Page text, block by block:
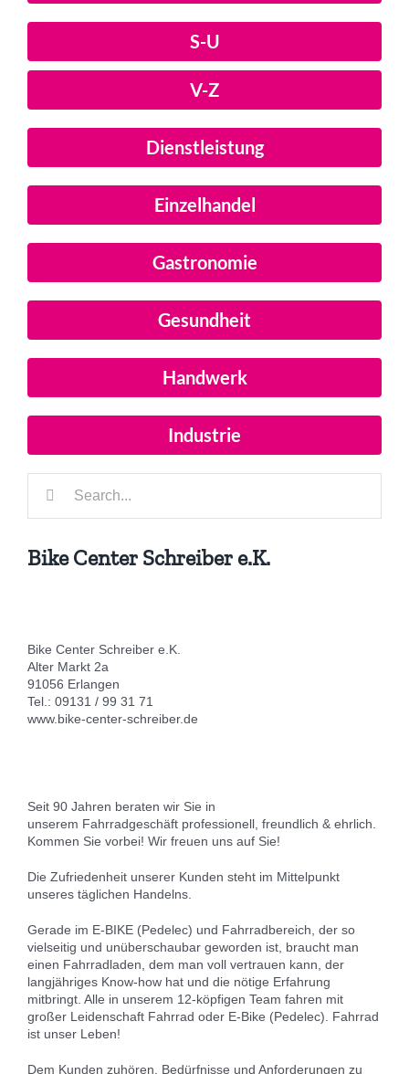
S-U
V-Z
Dienstleistung
Einzelhandel
Gastronomie
Gesundheit
Handwerk
Industrie
Bike Center Schreiber e.K.
Bike Center Schreiber e.K.
Alter Markt 2a
91056 Erlangen
Tel.: 09131 / 99 31 71
www.bike-center-schreiber.de
Seit 90 Jahren beraten wir Sie in
unserem Fahrradgeschäft professionell, freundlich & ehrlich.
Kommen Sie vorbei! Wir freuen uns auf Sie!
Die Zufriedenheit unserer Kunden steht im Mittelpunkt
unseres täglichen Handelns.
Gerade im E-BIKE (Pedelec) und Fahrradbereich, der so
vielseitig und unüberschaubar geworden ist, braucht man
einen Fahrradladen, dem man voll vertrauen kann, der
langjähriges Know-how hat und die nötige Erfahrung
mitbringt. Alle in unserem 12-köpfigen Team fahren mit
großer Leidenschaft Fahrrad oder E-Bike (Pedelec). Fahrrad
ist unser Leben!
Dem Kunden zuhören, Bedürfnisse und Anforderungen zu